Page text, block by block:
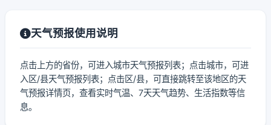
天气预报使用说明
点击上方的省份，可进入城市天气预报列表；点击城市，可进
入区/县天气预报列表；点击区/县，可直接跳转至该地区的天
气预报详情页，查看实时气温、7天天气趋势、生活指数等信
息。